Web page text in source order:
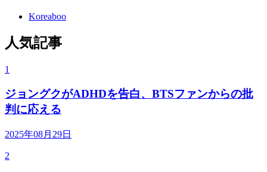
Koreaboo
人気記事
1
ジョングクがADHDを告白、BTSファンからの批
判に応える
2025年08月29日
2